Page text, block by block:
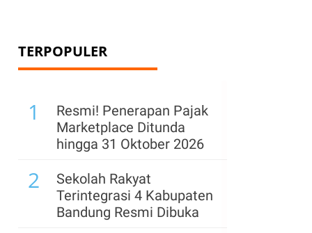
TERPOPULER
1
Resmi! Penerapan Pajak
Marketplace Ditunda
hingga 31 Oktober 2026
2
Sekolah Rakyat
Terintegrasi 4 Kabupaten
Bandung Resmi Dibuka